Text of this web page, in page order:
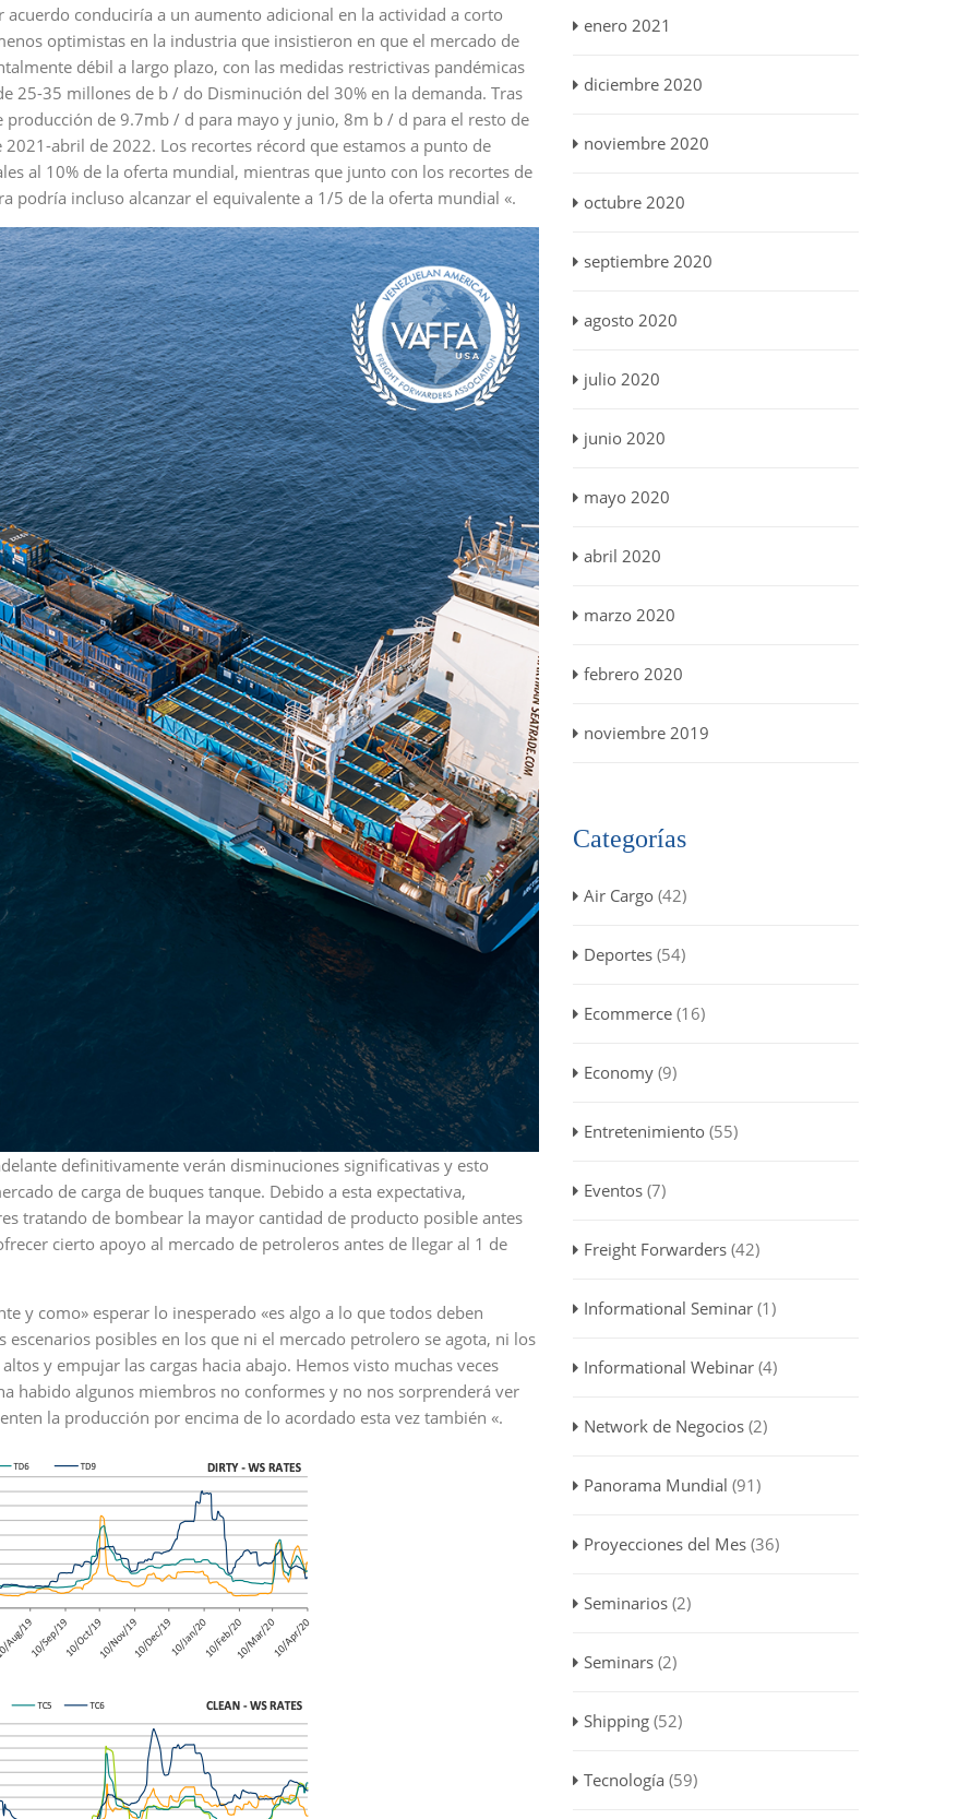
conduciría a un aumento adicional en la actividad a corto
optimistas en la industria que insistieron en que el mercado de
débil a largo plazo, con las medidas restrictivas pandémicas
25-35 millones de b / do Disminución del 30% en la demanda. Tras
producción de 9.7mb / d para mayo y junio, 8m b / d para el resto de
abril de 2022. Los recortes récord que estamos a punto de
al 10% de la oferta mundial, mientras que junto con los recortes de
podría incluso alcanzar el equivalente a 1/5 de la oferta mundial «.
definitivamente verán disminuciones significativas y esto
de carga de buques tanque. Debido a esta expectativa,
tratando de bombear la mayor cantidad de producto posible antes
cierto apoyo al mercado de petroleros antes de llegar al 1 de
y como» esperar lo inesperado «es algo a lo que todos deben
posibles en los que ni el mercado petrolero se agota, ni los
y empujar las cargas hacia abajo. Hemos visto muchas veces
habido algunos miembros no conformes y no nos sorprenderá ver
la producción por encima de lo acordado esta vez también «.
enero 2021
diciembre 2020
noviembre 2020
octubre 2020
septiembre 2020
agosto 2020
julio 2020
junio 2020
mayo 2020
abril 2020
marzo 2020
febrero 2020
noviembre 2019
Categorías
Air Cargo(42)
Deportes(54)
Ecommerce(16)
Economy(9)
Entretenimiento(55)
Eventos(7)
Freight Forwarders(42)
Informational Seminar(1)
Informational Webinar(4)
Network de Negocios(2)
Panorama Mundial (91)
Proyecciones del Mes(36)
Seminarios(2)
Seminars(2)
Shipping(52)
Tecnología (59)